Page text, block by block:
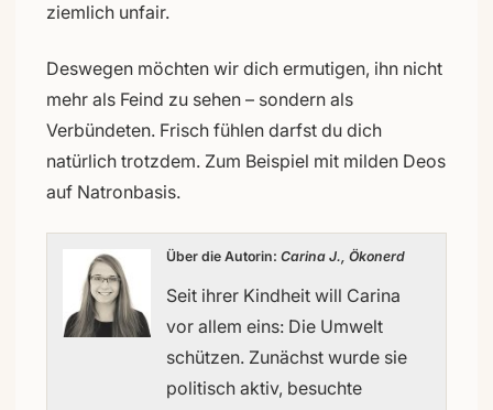
ziemlich unfair.
Deswegen möchten wir dich ermutigen, ihn nicht
mehr als Feind zu sehen – sondern als
Verbündeten. Frisch fühlen darfst du dich
natürlich trotzdem. Zum Beispiel mit milden Deos
auf Natronbasis.
Über die Autorin: Carina J., Ökonerd
Seit ihrer Kindheit will Carina
vor allem eins: Die Umwelt
schützen. Zunächst wurde sie
politisch aktiv, besuchte